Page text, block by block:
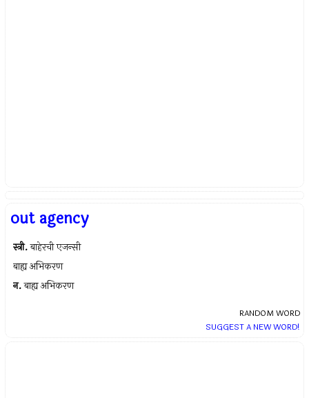
out agency
स्त्री. बाहेरची एजन्सी
बाह्य अभिकरण
न. बाह्य अभिकरण
RANDOM WORD
SUGGEST A NEW WORD!